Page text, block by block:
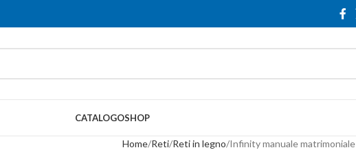
CATALOGOSHOP
Home Reti Reti in legno Infinity manuale matrimoniale